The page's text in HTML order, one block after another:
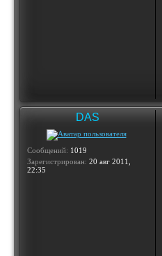
DAS
Сообщений: 1019
Зарегистрирован: 20 авг 2011,
22:35